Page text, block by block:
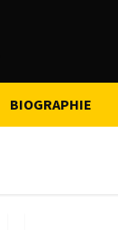
BIOGRAPHIE